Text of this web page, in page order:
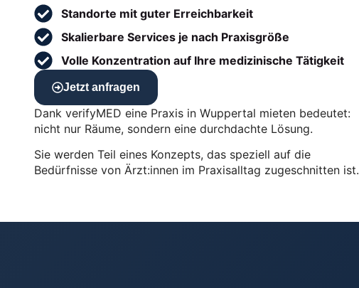
Standorte mit guter Erreichbarkeit
Skalierbare Services je nach Praxisgröße
Volle Konzentration auf Ihre medizinische Tätigkeit
Jetzt anfragen
Dank verifyMED eine Praxis in Wuppertal mieten bedeutet:
nicht nur Räume, sondern eine durchdachte Lösung.
Sie werden Teil eines Konzepts, das speziell auf die
Bedürfnisse von Ärzt:innen im Praxisalltag zugeschnitten ist.